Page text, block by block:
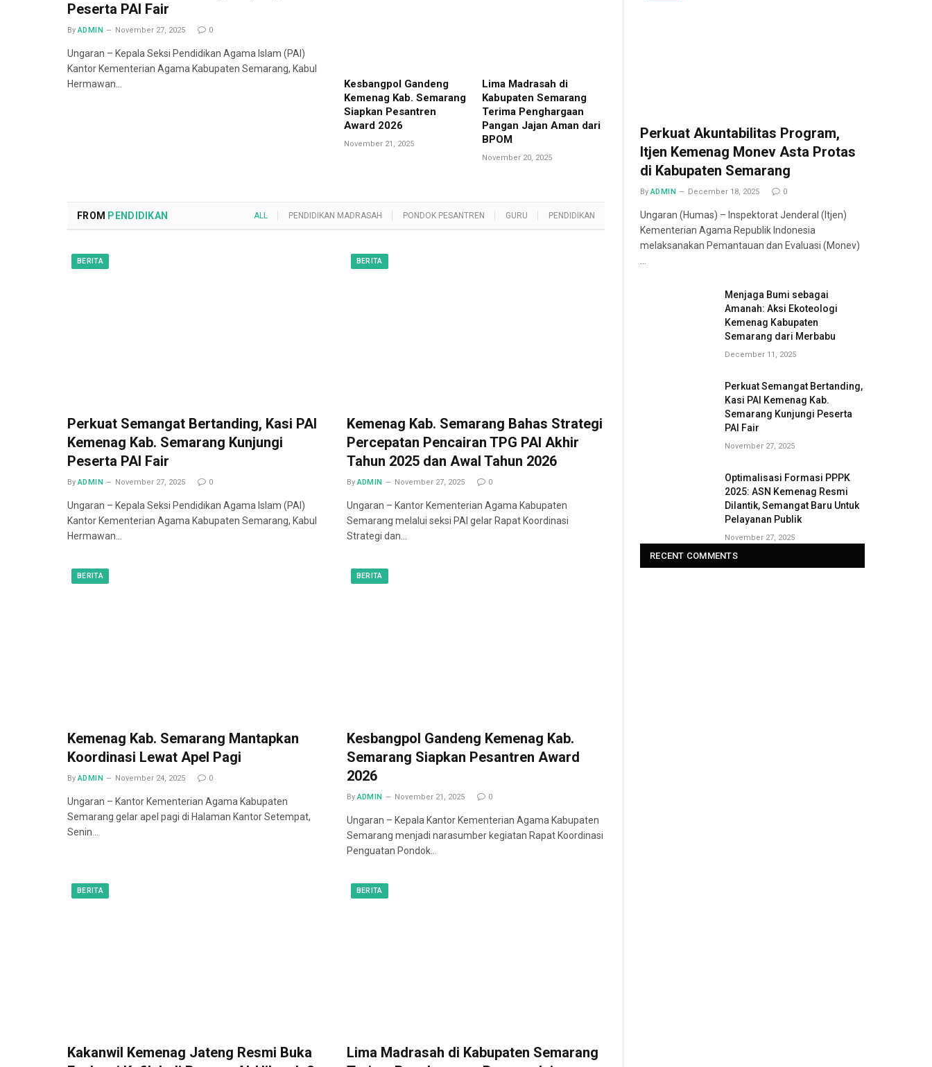
Peserta PAI Fair
By ADMIN November 27, 2025 0
Ungaran – Kepala Seksi Pendidikan Agama Islam (PAI)
Kantor Kementerian Agama Kabupaten Semarang, Kabul
Hermawan…
Kesbangpol Gandeng
Kemenag Kab. Semarang
Siapkan Pesantren
Award 2026
November 21, 2025
Lima Madrasah di
Kabupaten Semarang
Terima Penghargaan
Pangan Jajan Aman dari
BPOM
November 20, 2025
FROM PENDIDIKAN ALL PENDIDIKAN MADRASAH PONDOK PESANTREN GURU PENDIDIKAN
BERITA
Perkuat Semangat Bertanding, Kasi PAI
Kemenag Kab. Semarang Kunjungi
Peserta PAI Fair
By ADMIN November 27, 2025 0
Ungaran – Kepala Seksi Pendidikan Agama Islam (PAI)
Kantor Kementerian Agama Kabupaten Semarang, Kabul
Hermawan…
BERITA
Kemenag Kab. Semarang Bahas Strategi
Percepatan Pencairan TPG PAI Akhir
Tahun 2025 dan Awal Tahun 2026
By ADMIN November 27, 2025 0
Ungaran – Kantor Kementerian Agama Kabupaten
Semarang melalui seksi PAI gelar Rapat Koordinasi
Strategi dan…
BERITA
Kemenag Kab. Semarang Mantapkan
Koordinasi Lewat Apel Pagi
By ADMIN November 24, 2025 0
Ungaran – Kantor Kementerian Agama Kabupaten
Semarang gelar apel pagi di Halaman Kantor Setempat,
Senin…
BERITA
Kesbangpol Gandeng Kemenag Kab.
Semarang Siapkan Pesantren Award
2026
By ADMIN November 21, 2025 0
Ungaran – Kepala Kantor Kementerian Agama Kabupaten
Semarang menjadi narasumber kegiatan Rapat Koordinasi
Penguatan Pondok…
BERITA
Kakanwil Kemenag Jateng Resmi Buka
BERITA
Lima Madrasah di Kabupaten Semarang
Perkuat Akuntabilitas Program,
Itjen Kemenag Monev Asta Protas
di Kabupaten Semarang
By ADMIN December 18, 2025 0
Ungaran (Humas) – Inspektorat Jenderal (Itjen)
Kementerian Agama Republik Indonesia
melaksanakan Pemantauan dan Evaluasi (Monev)
…
Menjaga Bumi sebagai
Amanah: Aksi Ekoteologi
Kemenag Kabupaten
Semarang dari Merbabu
December 11, 2025
Perkuat Semangat Bertanding,
Kasi PAI Kemenag Kab.
Semarang Kunjungi Peserta
PAI Fair
November 27, 2025
Optimalisasi Formasi PPPK
2025: ASN Kemenag Resmi
Dilantik, Semangat Baru Untuk
Pelayanan Publik
November 27, 2025
RECENT COMMENTS